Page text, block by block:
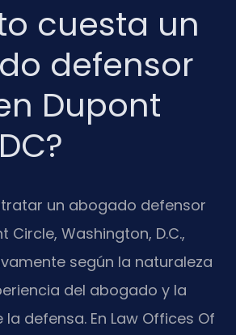
cuesta un
defensor
Dupont
un abogado defensor
Circle, Washington, D.C.,
según la naturaleza
del abogado y la
defensa. En Law Offices Of